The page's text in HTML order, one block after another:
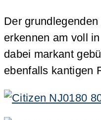
Der
erkennen am voll
dabei markant
ebenfalls kantigen